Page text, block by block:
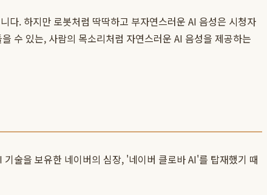
. 하지만 로봇처럼 딱딱하고 부자연스러운 AI 음성은 시청자
수 있는, 사람의 목소리처럼 자연스러운 AI 음성을 제공하는
술을 보유한 네이버의 심장, '네이버 클로바 AI'를 탑재했기 때